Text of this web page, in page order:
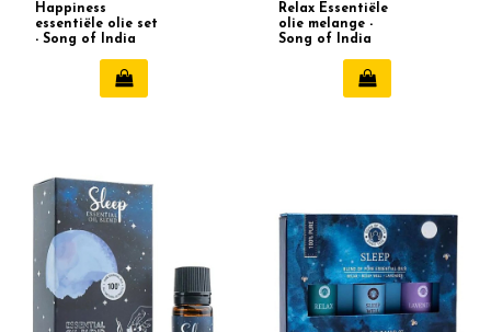
Happiness
essentiële olie set
- Song of India
Relax Essentiële
olie melange -
Song of India